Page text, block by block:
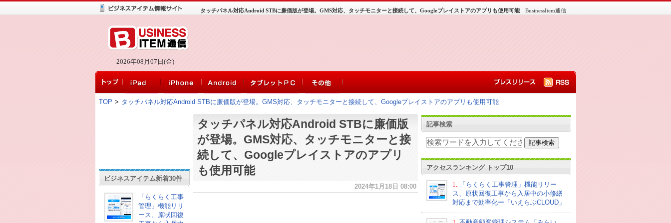
2026年08月07日(金)
BusinessItem通信
タッチパネル対応Android STBに廉価版が登場。GMS対応、タッチモニターと接続して、Googleプレイストアのアプリも使用可能
TOP > タッチパネル対応Android STBに廉価版が登場。GMS対応、タッチモニターと接続して、Googleプレイストアのアプリも使用可能
ビジネスアイテム新着30件
「らくらく工事
管理」機能リリ
ース、原状回復
タッチパネル対応Android STBに廉価版
が登場。GMS対応、タッチモニターと接
続して、Googleプレイストアのアプリ
も使用可能
2024年1月18日 08:00
記事検索
アクセスランキング トップ10
1.
「らくらく工事管理」機能リリー
ス、原状回復工事から入居中の小修繕
対応まで効率化ー「いえらぶCLOUD」